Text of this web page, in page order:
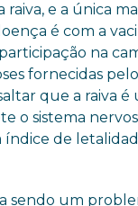
raiva, e a única
é com a
na
fornecidas
que a raiva
o sistema
índice de
sendo um